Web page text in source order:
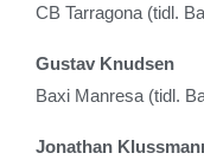
CB Tarragona (tidl.
Gustav Knudsen
Baxi Manresa (tidl.
Jonathan